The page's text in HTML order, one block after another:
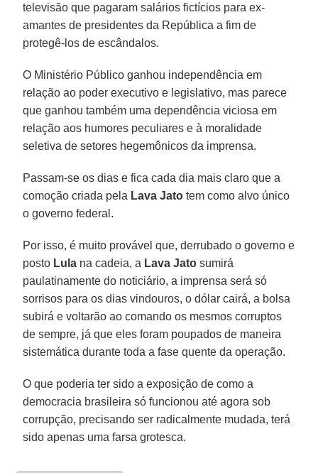
televisão que pagaram salários fictícios para ex-
amantes de presidentes da República a fim de
protegê-los de escândalos.
O Ministério Público ganhou independência em
relação ao poder executivo e legislativo, mas parece
que ganhou também uma dependência viciosa em
relação aos humores peculiares e à moralidade
seletiva de setores hegemônicos da imprensa.
Passam-se os dias e fica cada dia mais claro que a
comoção criada pela Lava Jato tem como alvo único
o governo federal.
Por isso, é muito provável que, derrubado o governo e
posto Lula na cadeia, a Lava Jato sumirá
paulatinamente do noticiário, a imprensa será só
sorrisos para os dias vindouros, o dólar cairá, a bolsa
subirá e voltarão ao comando os mesmos corruptos
de sempre, já que eles foram poupados de maneira
sistemática durante toda a fase quente da operação.
O que poderia ter sido a exposição de como a
democracia brasileira só funcionou até agora sob
corrupção, precisando ser radicalmente mudada, terá
sido apenas uma farsa grotesca.